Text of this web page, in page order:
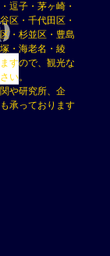
逗子・茅ヶ崎・
区・千代田区・
・杉並区・豊島
・海老名・綾
すので、観光な
い。
や研究所、企
承っております